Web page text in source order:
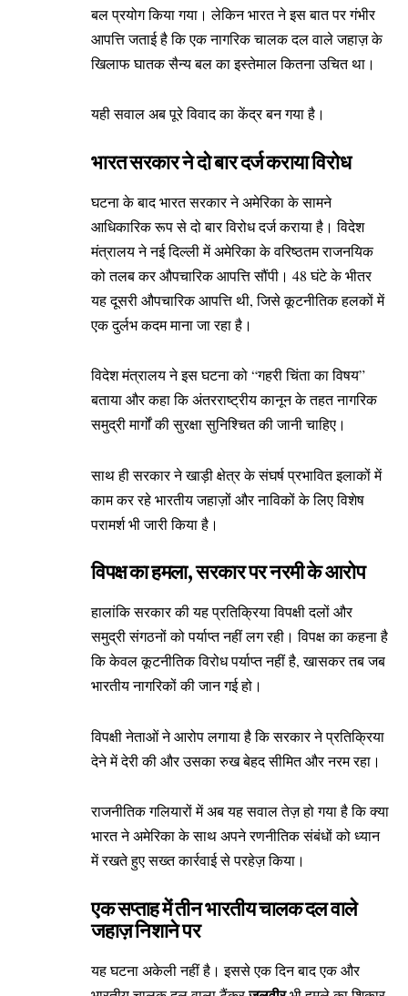
बल प्रयोग किया गया। लेकिन भारत ने इस बात पर गंभीर
आपत्ति जताई है कि एक नागरिक चालक दल वाले जहाज़ के
खिलाफ घातक सैन्य बल का इस्तेमाल कितना उचित था।
यही सवाल अब पूरे विवाद का केंद्र बन गया है।
भारत सरकार ने दो बार दर्ज कराया विरोध
घटना के बाद भारत सरकार ने अमेरिका के सामने
आधिकारिक रूप से दो बार विरोध दर्ज कराया है। विदेश
मंत्रालय ने नई दिल्ली में अमेरिका के वरिष्ठतम राजनयिक
को तलब कर औपचारिक आपत्ति सौंपी। 48 घंटे के भीतर
यह दूसरी औपचारिक आपत्ति थी, जिसे कूटनीतिक हलकों में
एक दुर्लभ कदम माना जा रहा है।
विदेश मंत्रालय ने इस घटना को “गहरी चिंता का विषय”
बताया और कहा कि अंतरराष्ट्रीय कानून के तहत नागरिक
समुद्री मार्गों की सुरक्षा सुनिश्चित की जानी चाहिए।
साथ ही सरकार ने खाड़ी क्षेत्र के संघर्ष प्रभावित इलाकों में
काम कर रहे भारतीय जहाज़ों और नाविकों के लिए विशेष
परामर्श भी जारी किया है।
विपक्ष का हमला, सरकार पर नरमी के आरोप
हालांकि सरकार की यह प्रतिक्रिया विपक्षी दलों और
समुद्री संगठनों को पर्याप्त नहीं लग रही। विपक्ष का कहना है
कि केवल कूटनीतिक विरोध पर्याप्त नहीं है, खासकर तब जब
भारतीय नागरिकों की जान गई हो।
विपक्षी नेताओं ने आरोप लगाया है कि सरकार ने प्रतिक्रिया
देने में देरी की और उसका रुख बेहद सीमित और नरम रहा।
राजनीतिक गलियारों में अब यह सवाल तेज़ हो गया है कि क्या
भारत ने अमेरिका के साथ अपने रणनीतिक संबंधों को ध्यान
में रखते हुए सख्त कार्रवाई से परहेज़ किया।
एक सप्ताह में तीन भारतीय चालक दल वाले
जहाज़ निशाने पर
यह घटना अकेली नहीं है। इससे एक दिन बाद एक और